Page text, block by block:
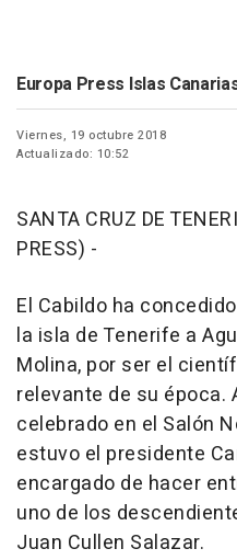
Europa Press Islas
Viernes, 19 octubre 2018
Actualizado: 10:52
SANTA CRUZ DE
PRESS) -
El Cabildo ha
la isla de Tenerife a
Molina, por ser el
relevante de su época.
celebrado en el Salón
estuvo el presidente
encargado de hacer
uno de los
Juan Cullen Salazar.